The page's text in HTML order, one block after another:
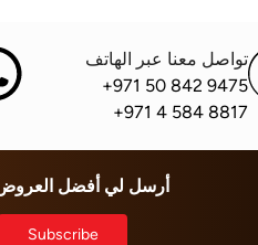
تواصل معنا عبر الهاتف
+971 50 842 9475
+971 4 584 8817
أرسل لي أفضل